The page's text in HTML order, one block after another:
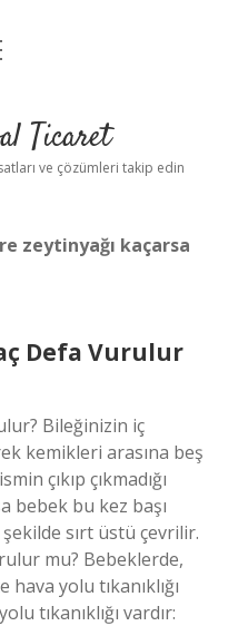
Ticaret
ve çözümleri takip edin
zeytinyağı kaçarsa
Defa Vurulur
Bileğinizin iç
kemikleri arasına beş
çıkıp çıkmadığı
bebek bu kez başı
sırt üstü çevrilir.
mu? Bebeklerde,
yolu tıkanıklığı
tıkanıklığı vardır: